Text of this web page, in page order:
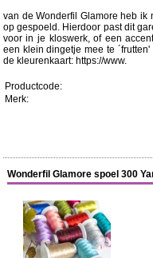
van de Wonderfil Glamore heb ik
op gespoeld. Hierdoor past dit
voor in je kloswerk, of een
een klein dingetje mee te
de kleurenkaart: https://www.
Productcode:
Merk:
Wonderfil Glamore spoel 300